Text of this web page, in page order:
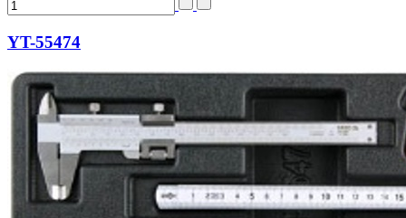
YT-55474